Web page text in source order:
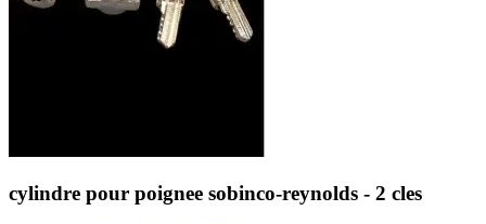
cylindre pour poignee sobinco-reynolds - 2 cles